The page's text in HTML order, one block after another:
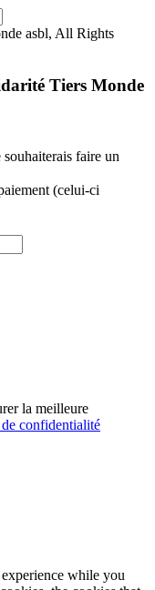
asbl, All Rights
Tiers Monde
souhaiterais faire un
(celui-ci
la meilleure
confidentialité
while you